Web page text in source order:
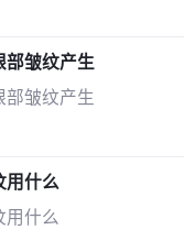
部皱纹产生
部皱纹产生
用什么
用什么